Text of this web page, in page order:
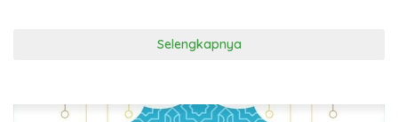
Selengkapnya